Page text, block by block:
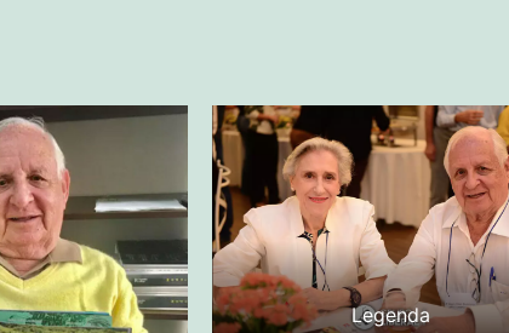
Legenda